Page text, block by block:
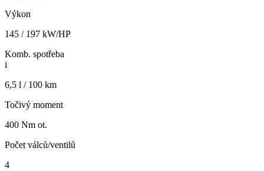
Výkon
145 / 197 kW/HP
Komb. spotřeba
i
6,5 l / 100 km
Točivý moment
400 Nm ot.
Počet válců/ventilů
4